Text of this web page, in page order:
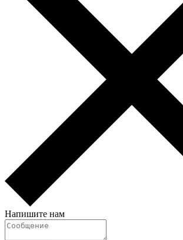
Напишите нам